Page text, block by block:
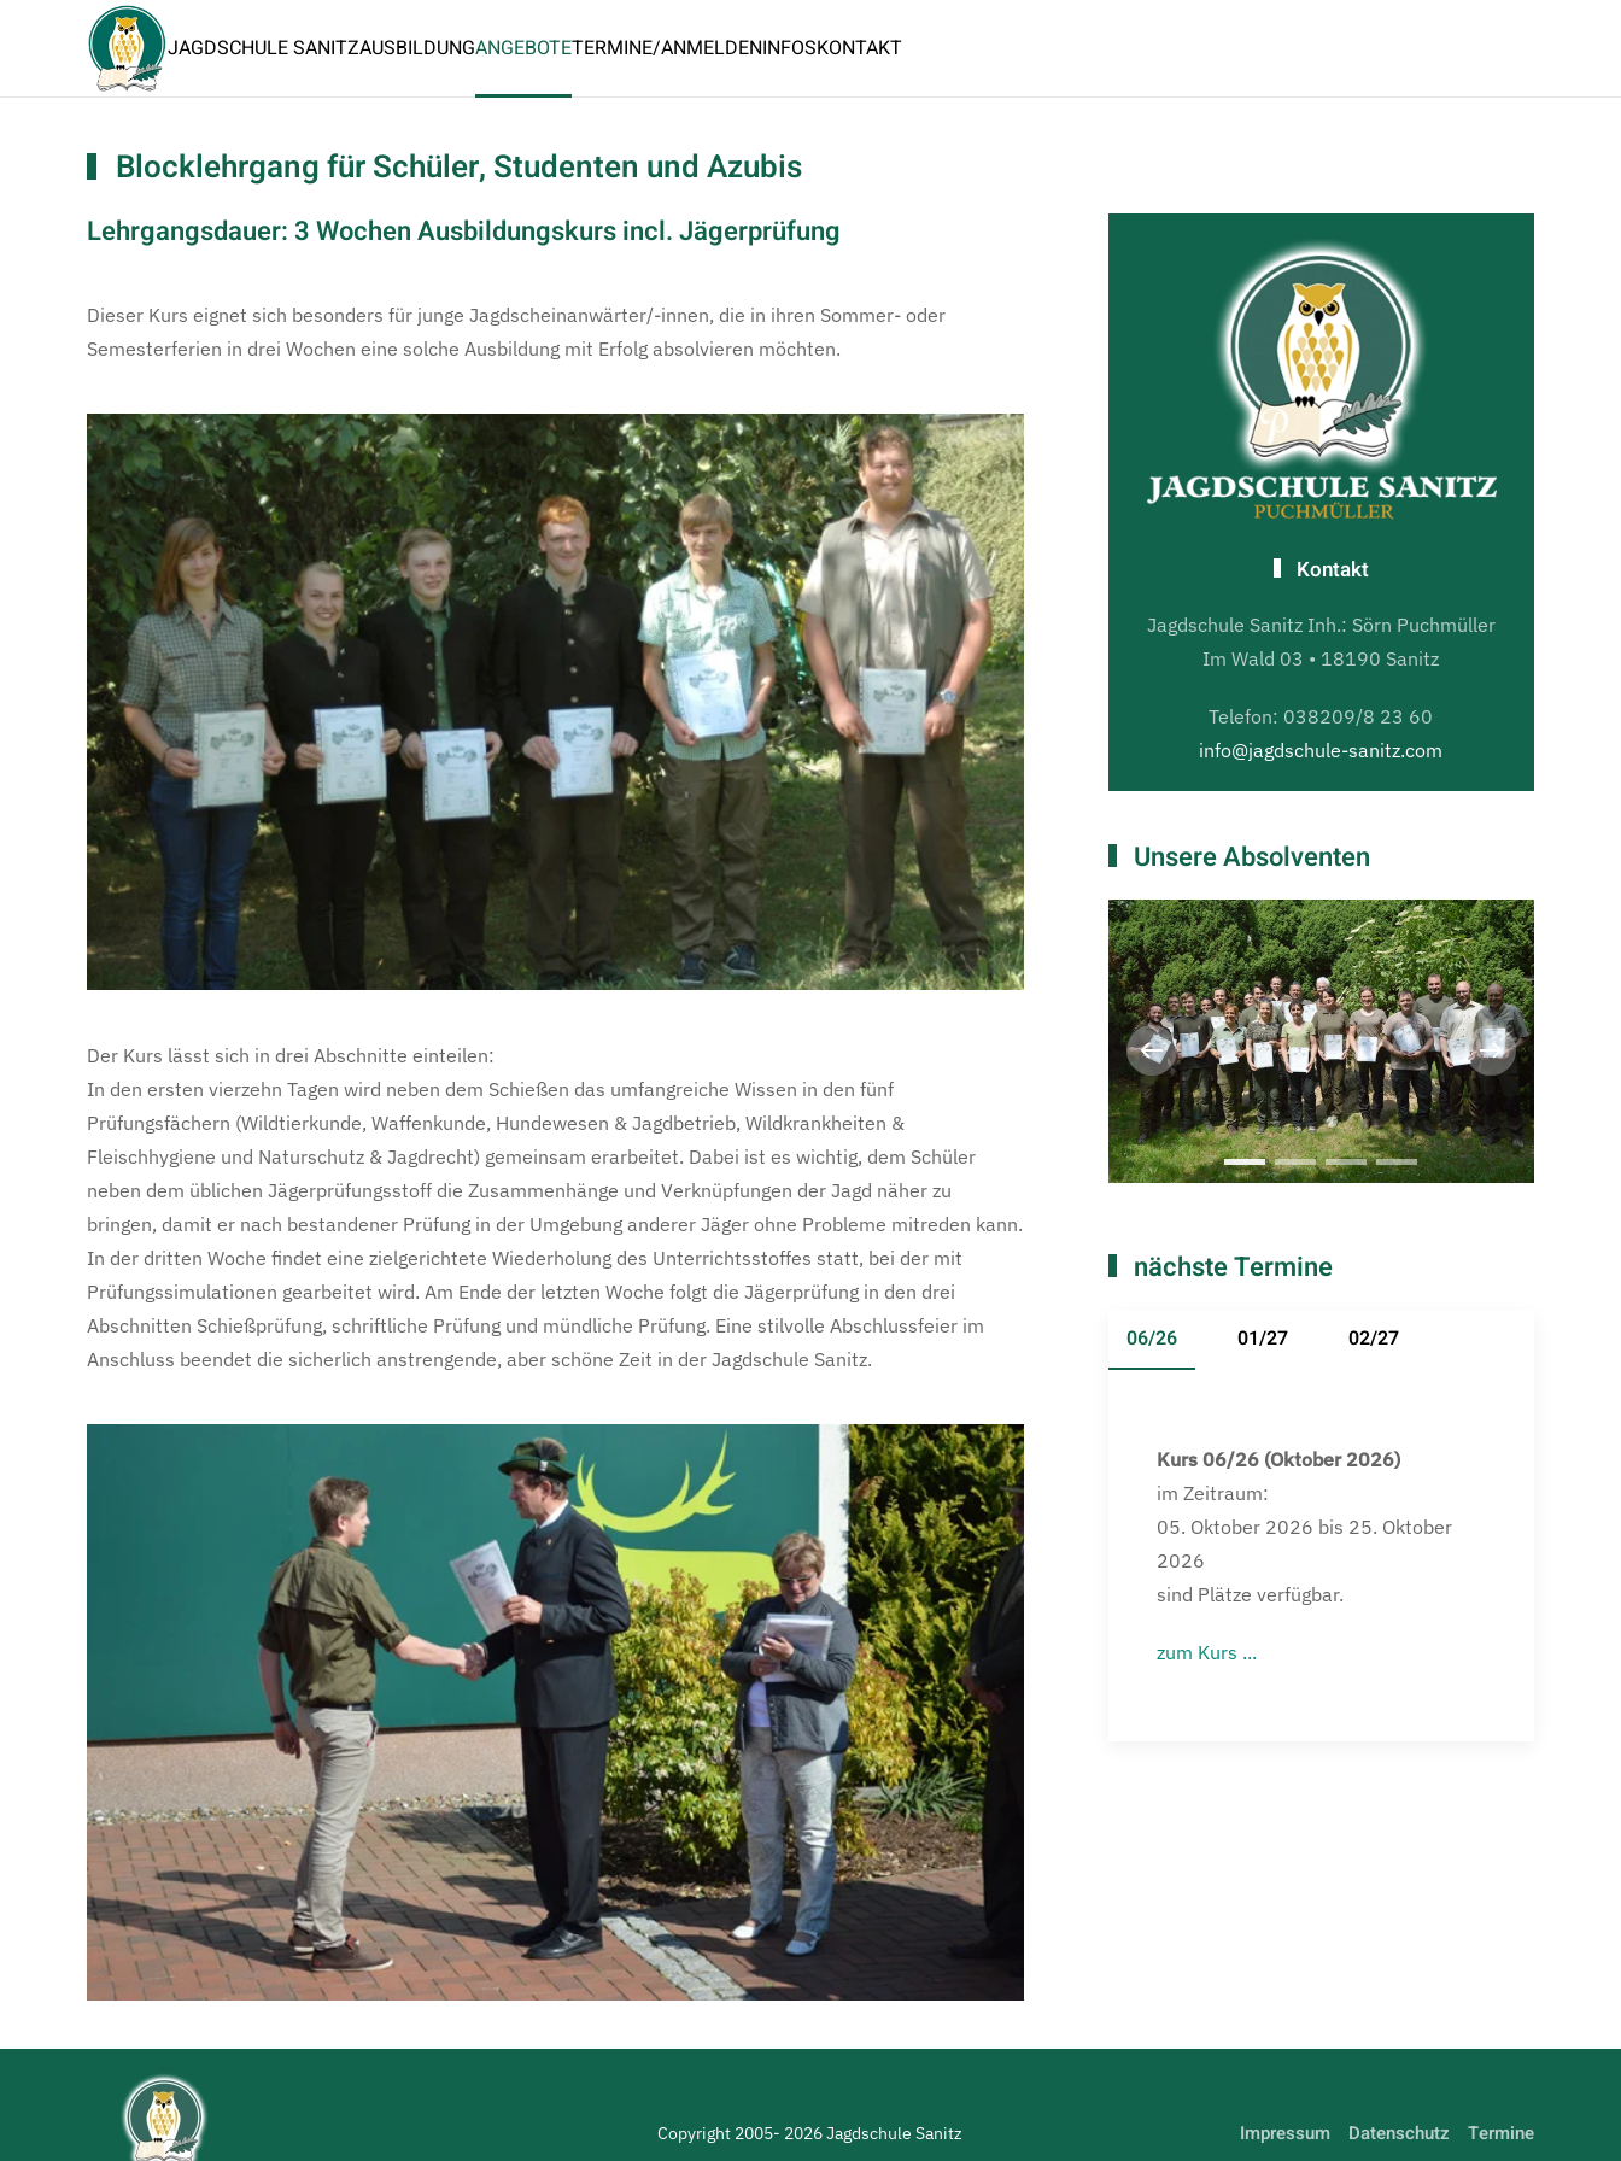
JAGDSCHULE SANITZAUSBILDUNGANGEBOTETERMINE/ANMELDENINFOSKONTAKT
Blocklehrgang für Schüler, Studenten und Azubis
Lehrgangsdauer: 3 Wochen Ausbildungskurs incl. Jägerprüfung
Dieser Kurs eignet sich besonders für junge Jagdscheinanwärter/-innen, die in ihren Sommer- oder
Semesterferien in drei Wochen eine solche Ausbildung mit Erfolg absolvieren möchten.
Der Kurs lässt sich in drei Abschnitte einteilen:
In den ersten vierzehn Tagen wird neben dem Schießen das umfangreiche Wissen in den fünf
Prüfungsfächern (Wildtierkunde, Waffenkunde, Hundewesen & Jagdbetrieb, Wildkrankheiten &
Fleischhygiene und Naturschutz & Jagdrecht) gemeinsam erarbeitet. Dabei ist es wichtig, dem Schüler
neben dem üblichen Jägerprüfungsstoff die Zusammenhänge und Verknüpfungen der Jagd näher zu
bringen, damit er nach bestandener Prüfung in der Umgebung anderer Jäger ohne Probleme mitreden kann.
In der dritten Woche findet eine zielgerichtete Wiederholung des Unterrichtsstoffes statt, bei der mit
Prüfungssimulationen gearbeitet wird. Am Ende der letzten Woche folgt die Jägerprüfung in den drei
Abschnitten Schießprüfung, schriftliche Prüfung und mündliche Prüfung. Eine stilvolle Abschlussfeier im
Anschluss beendet die sicherlich anstrengende, aber schöne Zeit in der Jagdschule Sanitz.
Kontakt
Jagdschule Sanitz Inh.: Sörn Puchmüller
Im Wald 03 • 18190 Sanitz
Telefon: 038209/8 23 60
info@jagdschule-sanitz.com
Unsere Absolventen
Lehrgang 03z 21
Lehrgang 04 21
Lehrgang 05 21
Lehrgang 06 21
nächste Termine
06/26 01/27 02/27
Kurs 06/26 (Oktober 2026)
im Zeitraum:
05. Oktober 2026 bis 25. Oktober
2026
sind Plätze verfügbar.
zum Kurs ...
Copyright 2005- 2026Jagdschule Sanitz Impressum Datenschutz Termine